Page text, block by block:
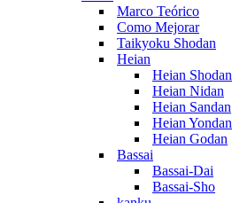
Marco Teórico
Como Mejorar
Taikyoku Shodan
Heian
Heian Shodan
Heian Nidan
Heian Sandan
Heian Yondan
Heian Godan
Bassai
Bassai-Dai
Bassai-Sho